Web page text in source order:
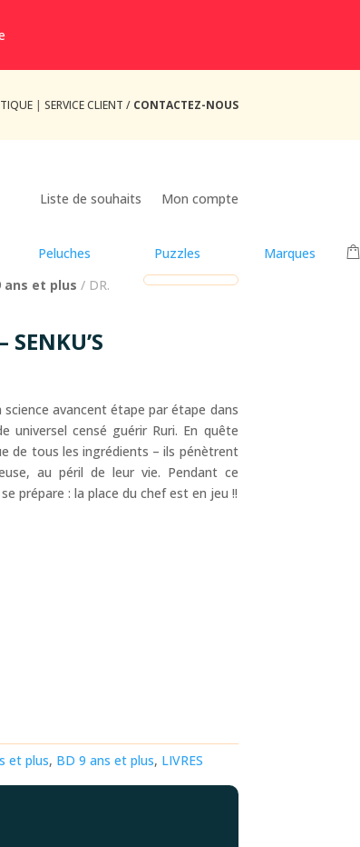
| SERVICE CLIENT / CONTACTEZ-NOUS
Liste de souhaits Mon compte
Peluches Puzzles
Marques
ans et plus / DR.
SENKU’S
avancent étape par étape dans
universel censé guérir Ruri. En quête
de tous les ingrédients – ils pénètrent
au péril de leur vie. Pendant ce
prépare : la place du chef est en jeu !!
et plus, BD 9 ans et plus, LIVRES